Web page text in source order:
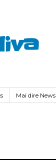
Mai dire News